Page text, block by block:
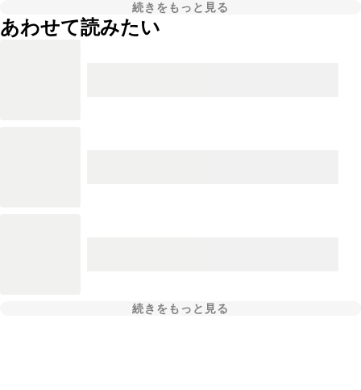
続きをもっと見る
あわせて読みたい
続きをもっと見る